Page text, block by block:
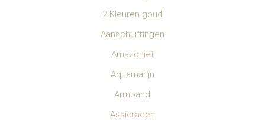
2 Kleuren goud
Aanschuifringen
Amazoniet
Aquamarijn
Armband
Assieraden